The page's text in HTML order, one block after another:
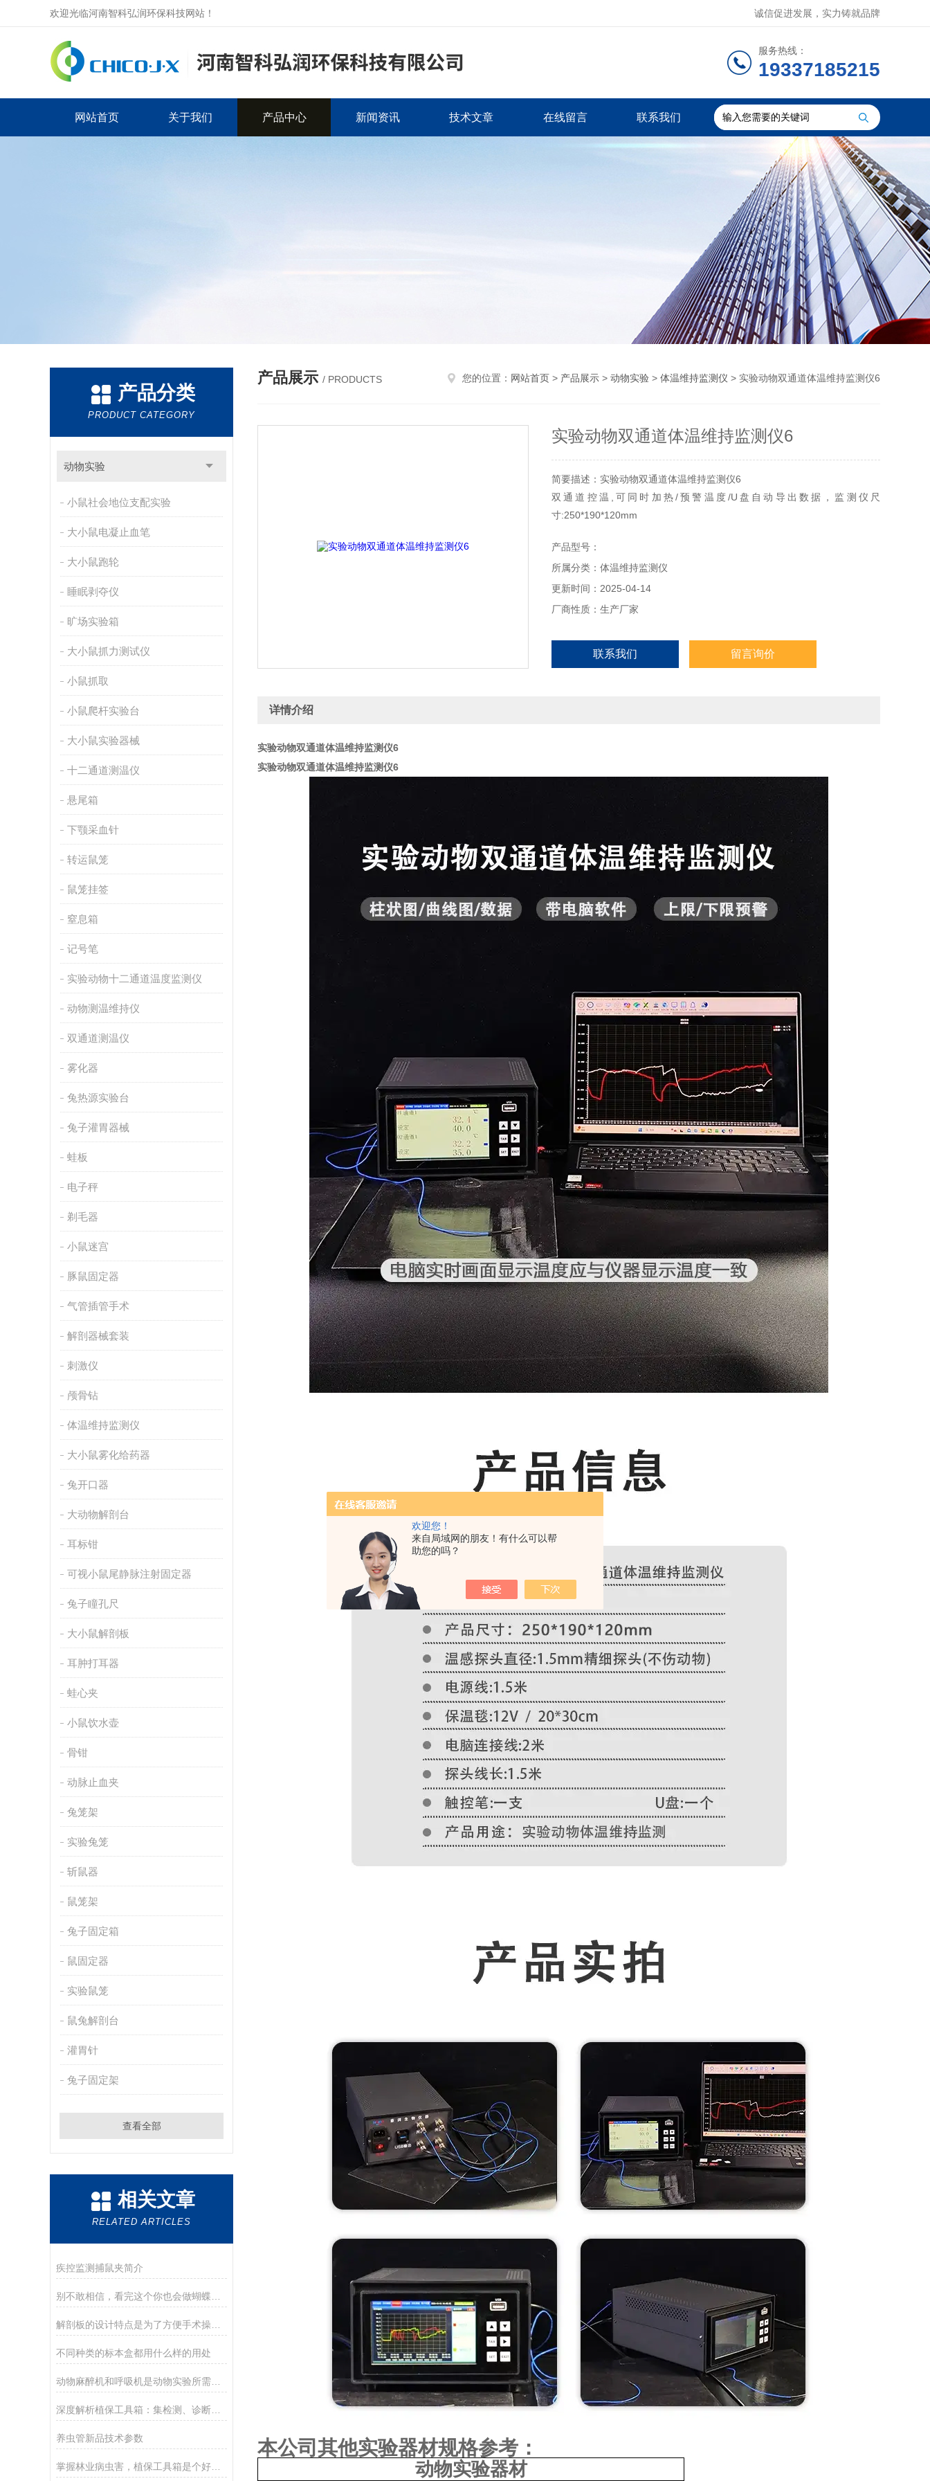
欢迎您！
来自局域网的朋友！有什么可以帮
助您的吗？
欢迎光临河南智科弘润环保科技网站！ 诚信促进发展，实力铸就品牌
服务热线：
19337185215
网站首页 关于我们 产品中心 新闻资讯 技术文章 在线留言 联系我们
产品分类
PRODUCT CATEGORY
动物实验
小鼠社会地位支配实验
大小鼠电凝止血笔
大小鼠跑轮
睡眠剥夺仪
旷场实验箱
大小鼠抓力测试仪
小鼠抓取
小鼠爬杆实验台
大小鼠实验器械
十二通道测温仪
悬尾箱
下颚采血针
转运鼠笼
鼠笼挂签
窒息箱
记号笔
实验动物十二通道温度监测仪
动物测温维持仪
双通道测温仪
雾化器
兔热源实验台
兔子灌胃器械
蛙板
电子秤
剃毛器
小鼠迷宫
豚鼠固定器
气管插管手术
解剖器械套装
刺激仪
颅骨钻
体温维持监测仪
大小鼠雾化给药器
兔开口器
大动物解剖台
耳标钳
可视小鼠尾静脉注射固定器
兔子瞳孔尺
大小鼠解剖板
耳肿打耳器
蛙心夹
小鼠饮水壶
骨钳
动脉止血夹
兔笼架
实验兔笼
斩鼠器
鼠笼架
兔子固定箱
鼠固定器
实验鼠笼
鼠兔解剖台
灌胃针
兔子固定架
查看全部
相关文章
RELATED ARTICLES
疾控监测捕鼠夹简介
不同种类的标本盒都用什么样的用处
深度解析植保工具箱：集检测、诊断、防治于一体的综合农具包
养虫管新品技术参数
掌握林业病虫害，植保工具箱是个好帮手
产品展示 / PRODUCTS 您的位置： 网站首页 > 产品展示 > 动物实验 > 体温维持监测仪 > 实验动物双通道体温维持监测仪6
实验动物双通道体温维持监测仪6
简要描述：实验动物双通道体温维持监测仪6
双通道控温,可同时加热/预警温度/U盘自动导出数据，监测仪尺
寸:250*190*120mm
产品型号：
所属分类：体温维持监测仪
更新时间：2025-04-14
厂商性质：生产厂家
联系我们 留言询价
详情介绍
实验动物双通道体温维持监测仪6
实验动物双通道体温维持监测仪6
本公司其他实验器材规格参考：
动物实验器材